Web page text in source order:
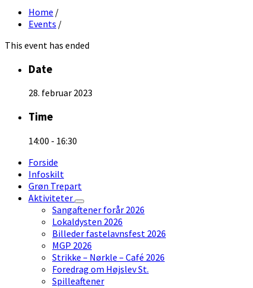
Home /
Events /
This event has ended
Date
28. februar 2023
Time
14:00 - 16:30
Forside
Infoskilt
Grøn Trepart
Aktiviteter
Sangaftener forår 2026
Lokaldysten 2026
Billeder fastelavnsfest 2026
MGP 2026
Strikke – Nørkle – Café 2026
Foredrag om Højslev St.
Spilleaftener